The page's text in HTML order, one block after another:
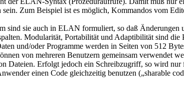
Zum Beispiel ist es möglich, Kommandos vom
sind sie auch in ELAN formuliert, so daß
Modularität, Portabilität und Adaptibilität sind
und/oder Programme werden in Seiten von 512
von mehreren Benutzern gemeinsam verwendet
Dateien. Erfolgt jedoch ein Schreibzugriff, so wird
einen Code gleichzeitig benutzen („sharable